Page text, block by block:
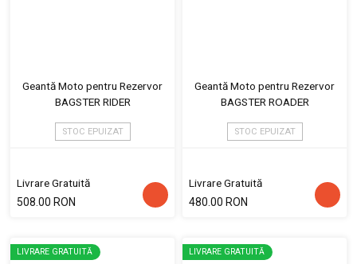
Geantă Moto pentru Rezervor
BAGSTER RIDER
STOC EPUIZAT
Livrare Gratuită
508.00 RON
Geantă Moto pentru Rezervor
BAGSTER ROADER
STOC EPUIZAT
Livrare Gratuită
480.00 RON
LIVRARE GRATUITĂ LIVRARE GRATUITĂ